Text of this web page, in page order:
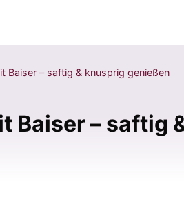
Baiser – saftig & knusprig genießen
Baiser – saftig